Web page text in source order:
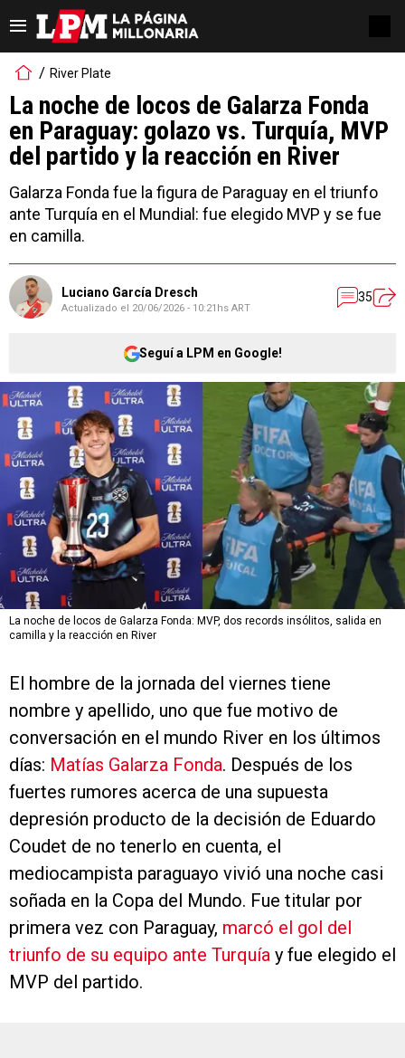
River Plate
La noche de locos de Galarza Fonda
en Paraguay: golazo vs. Turquía, MVP
del partido y la reacción en River
Galarza Fonda fue la figura de Paraguay en el triunfo
ante Turquía en el Mundial: fue elegido MVP y se fue
en camilla.
Luciano García Dresch
Actualizado el 20/06/2026 - 10:21hs ART
35
Seguí a LPM en Google!
La noche de locos de Galarza Fonda: MVP, dos records insólitos, salida en
camilla y la reacción en River
El hombre de la jornada del viernes tiene
nombre y apellido, uno que fue motivo de
conversación en el mundo River en los últimos
días: Matías Galarza Fonda. Después de los
fuertes rumores acerca de una supuesta
depresión producto de la decisión de Eduardo
Coudet de no tenerlo en cuenta, el
mediocampista paraguayo vivió una noche casi
soñada en la Copa del Mundo. Fue titular por
primera vez con Paraguay, marcó el gol del
triunfo de su equipo ante Turquía y fue elegido el
MVP del partido.